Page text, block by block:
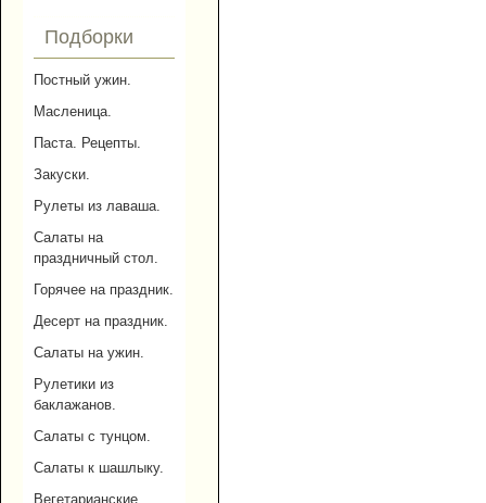
Подборки
Постный ужин.
Масленица.
Паста. Рецепты.
Закуски.
Рулеты из лаваша.
Салаты на
праздничный стол.
Горячее на праздник.
Десерт на праздник.
Салаты на ужин.
Рулетики из
баклажанов.
Салаты с тунцом.
Салаты к шашлыку.
Вегетарианские